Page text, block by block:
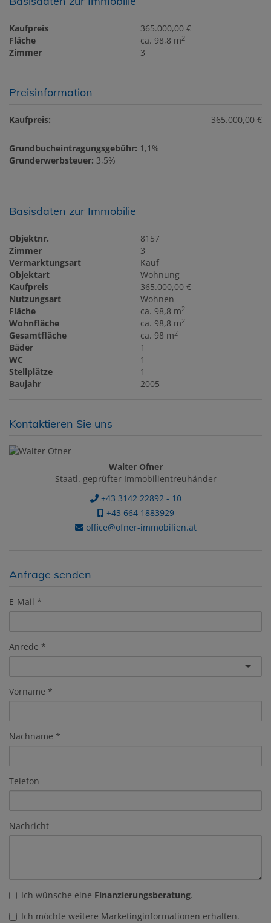
Kaufpreis
365.000,00 €
Fläche
ca. 98,8 m2
Zimmer 3
Preisinformation
Kaufpreis: 365.000,00 €
Grundbucheintragungsgebühr: 1,1%
Grunderwerbsteuer: 3,5%
Basisdaten zur Immobilie
Objektnr.
8157
Zimmer
3
Vermarktungsart
Kauf
Objektart
Wohnung
Kaufpreis
365.000,00 €
Nutzungsart
Wohnen
Fläche
ca. 98,8 m2
Wohnfläche ca. 98,8 m2
Gesamtfläche ca. 98 m2
Bäder
1
WC
1
Stellplätze
1
Baujahr
2005
Kontaktieren Sie uns
Walter Ofner
Staatl. geprüfter Immobilientreuhänder
+43 3142 22892 - 10
+43 664 1883929
office@ofner-immobilien.at
Anfrage senden
E-Mail
Anrede
Vorname
Nachname
Telefon
Nachricht
Ich wünsche eine Finanzierungsberatung.
Ich möchte weitere Marketinginformationen erhalten.